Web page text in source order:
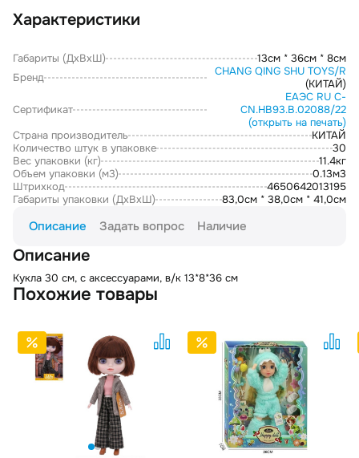
Характеристики
Габариты (ДxВxШ)
13см * 36см * 8см
Бренд
CHANG QING SHU TOYS/R
(КИТАЙ)
Сертификат
ЕАЭС RU С-
CN.НВ93.В.02088/22
(открыть на печать)
Страна производитель
КИТАЙ
Количество штук в упаковке
30
Вес упаковки (кг)
11.4кг
Объем упаковки (м3)
0.13м3
Штрихкод
4650642013195
Габариты упаковки (ДxВxШ)
83,0см * 38,0см * 41,0см
Описание Задать вопрос Наличие
Описание
Кукла 30 см, с аксессуарами, в/к 13*8*36 см
Похожие товары